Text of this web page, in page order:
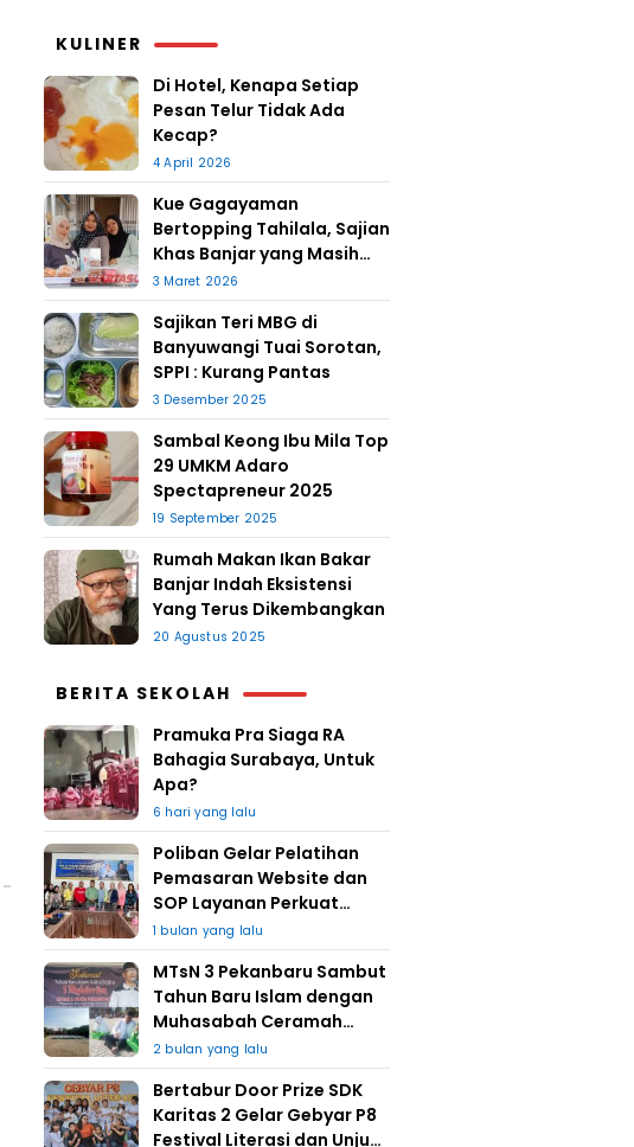
KULINER
Di Hotel, Kenapa Setiap
Pesan Telur Tidak Ada
Kecap?
4 April 2026
Kue Gagayaman
Bertopping Tahilala, Sajian
Khas Banjar yang Masih
Bertahan
3 Maret 2026
Sajikan Teri MBG di
Banyuwangi Tuai Sorotan,
SPPI : Kurang Pantas
3 Desember 2025
Sambal Keong Ibu Mila Top
29 UMKM Adaro
Spectapreneur 2025
19 September 2025
Rumah Makan Ikan Bakar
Banjar Indah Eksistensi
Yang Terus Dikembangkan
20 Agustus 2025
BERITA SEKOLAH
Pramuka Pra Siaga RA
Bahagia Surabaya, Untuk
Apa?
6 hari yang lalu
Poliban Gelar Pelatihan
Pemasaran Website dan
SOP Layanan Perkuat
UMKM Berkat Guru Kapuh
1 bulan yang lalu
MTsN 3 Pekanbaru Sambut
Tahun Baru Islam dengan
Muhasabah Ceramah
Agama
2 bulan yang lalu
Bertabur Door Prize SDK
Karitas 2 Gelar Gebyar P8
Festival Literasi dan Unjuk